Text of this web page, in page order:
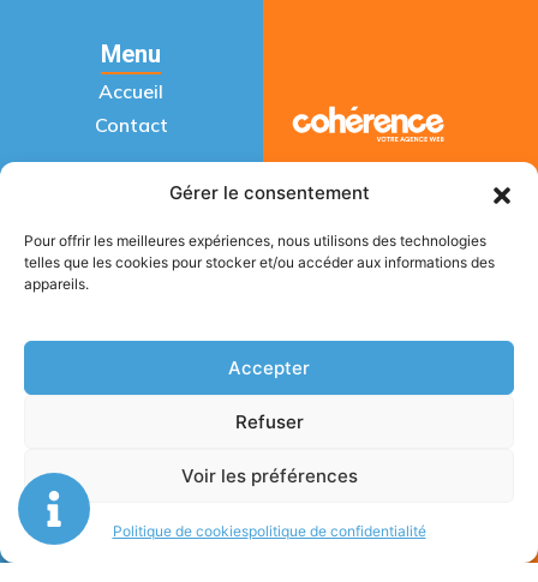
Gérer le consentement
Pour offrir les meilleures expériences, nous utilisons des technologies
telles que les cookies pour stocker et/ou accéder aux informations des
appareils.
Accepter
Refuser
Voir les préférences
Politique de cookiespolitique de confidentialité
Menu
Accueil
Contact
Prestations
Recherche de fuites
Recherche de fuites
toit terrasse
Repérage acoustique
ACTIFUITES
Mentions légales
Plan du site